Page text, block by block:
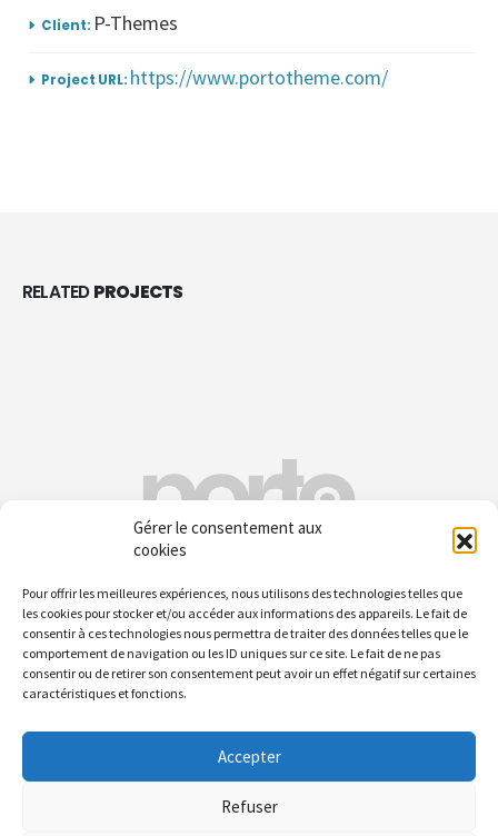
Gérer le consentement aux
cookies
Pour offrir les meilleures expériences, nous utilisons des technologies telles que
les cookies pour stocker et/ou accéder aux informations des appareils. Le fait de
consentir à ces technologies nous permettra de traiter des données telles que le
comportement de navigation ou les ID uniques sur ce site. Le fait de ne pas
consentir ou de retirer son consentement peut avoir un effet négatif sur certaines
caractéristiques et fonctions.
Accepter
Refuser
Client: P-Themes
Project URL: https://www.portotheme.com/
RELATEDPROJECTS
Medias
MEDIAS
Nous contacter
Politique de